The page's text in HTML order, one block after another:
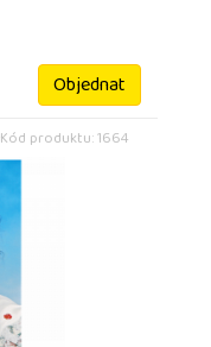
Objednat
Kód produktu: 1664